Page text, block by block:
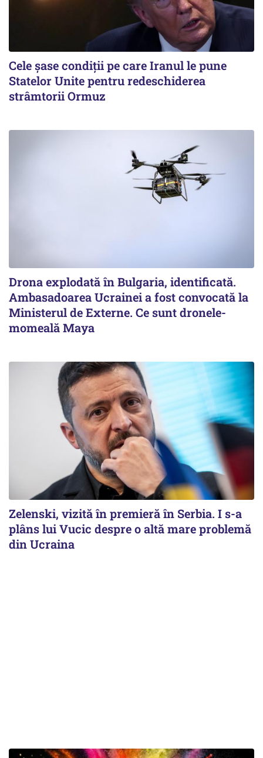
Cele șase condiții pe care Iranul le pune
Statelor Unite pentru redeschiderea
strâmtorii Ormuz
Drona explodată în Bulgaria, identificată.
Ambasadoarea Ucrainei a fost convocată la
Ministerul de Externe. Ce sunt dronele-
momeală Maya
Zelenski, vizită în premieră în Serbia. I s-a
plâns lui Vucic despre o altă mare problemă
din Ucraina